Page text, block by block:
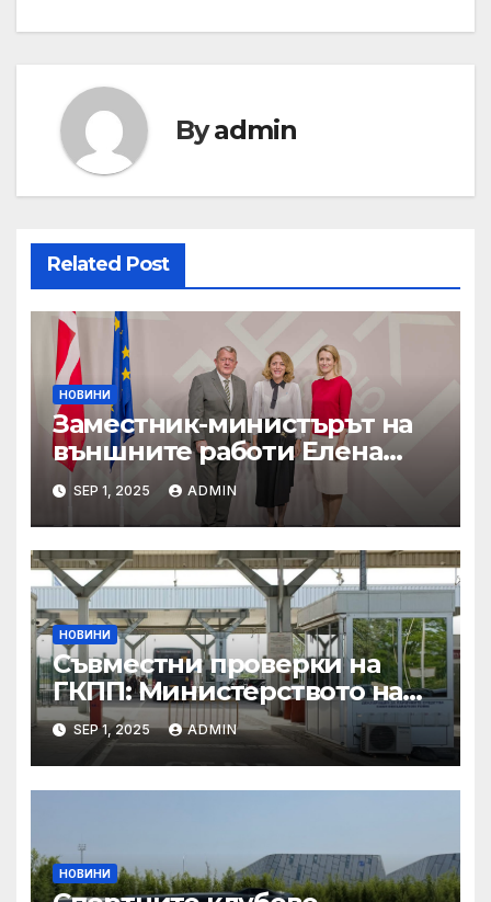
Byadmin
Related Post
НОВИНИ
Заместник-министърът на
външните работи Елена
Шекерлетова участва в
неформалната среща на
министрите на външните
работи на ЕС във формат
„Гимних“ на 30 август 2025 г.
в Копенхаген
SEP 1, 2025 ADMIN
НОВИНИ
Съвместни проверки на
ГКПП: Министерството на
туризма и контролните
органи откриха нарушения
при пътувания
SEP 1, 2025 ADMIN
НОВИНИ